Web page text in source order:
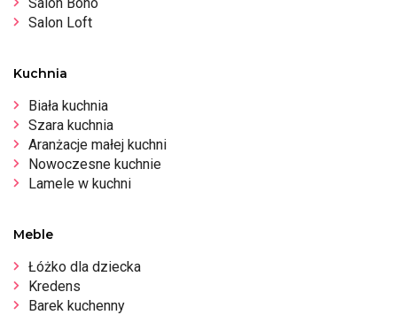
Salon Loft
Kuchnia
Biała kuchnia
Szara kuchnia
Aranżacje małej kuchni
Nowoczesne kuchnie
Lamele w kuchni
Meble
Łóżko dla dziecka
Kredens
Barek kuchenny